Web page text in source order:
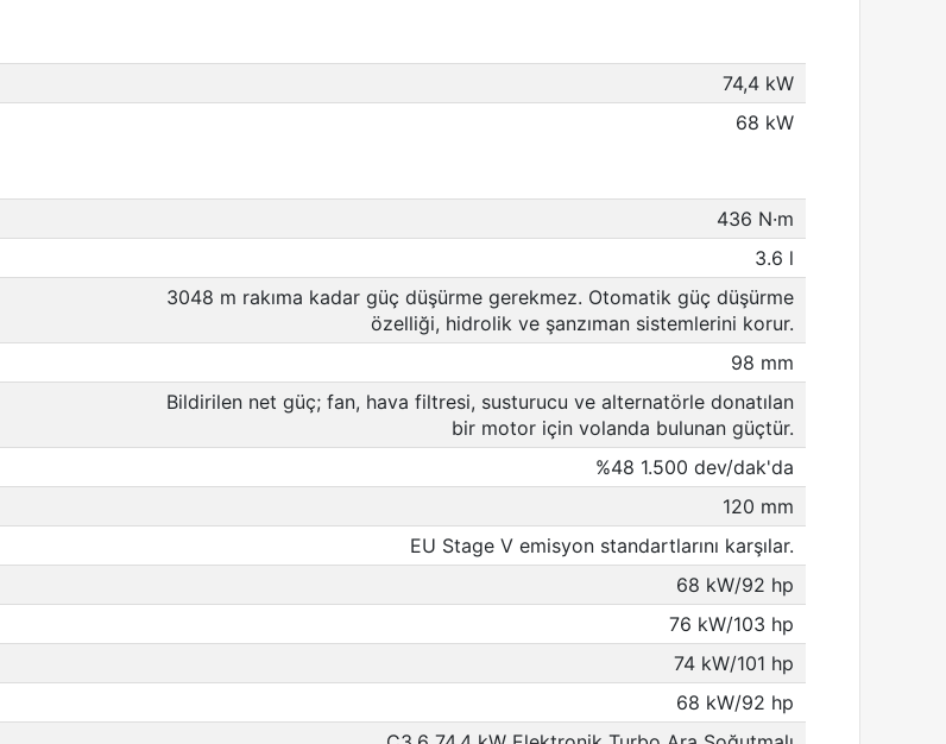
74,4 kW
68 kW
436 N·m
3.6 l
3048 m rakıma kadar güç düşürme gerekmez. Otomatik güç düşürme
özelliği, hidrolik ve şanzıman sistemlerini korur.
98 mm
Bildirilen net güç; fan, hava filtresi, susturucu ve alternatörle donatılan
bir motor için volanda bulunan güçtür.
%48 1.500 dev/dak'da
120 mm
EU Stage V emisyon standartlarını karşılar.
68 kW/92 hp
76 kW/103 hp
74 kW/101 hp
68 kW/92 hp